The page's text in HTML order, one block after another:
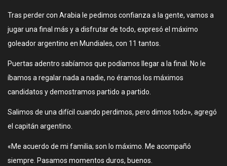
Tras perder con Arabia le pedimos confianza a la gente, vamos a
jugar una final más y a disfrutar de todo, expresó el máximo
goleador argentino en Mundiales, con 11 tantos.
Puertas adentro sabíamos que podíamos llegar a la final. No le
íbamos a regalar nada a nadie, no éramos los máximos
candidatos y demostramos partido a partido.
Salimos de una difícil cuando perdimos, pero dimos todo», agregó
el capitán argentino.
«Me acuerdo de mi familia; son lo máximo. Me acompañó
siempre. Pasamos momentos duros, buenos.